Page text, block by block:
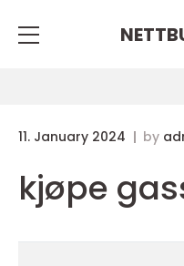
11. January 2024 by
kjøpe